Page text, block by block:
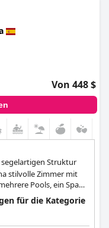
luxuriösen Erlebnis
der einen
Eindruck vermittelt.
und einen
Ort für einen
Dieses Fünf-
einen luxuriösenVon 448 $
Struktur
stilvolle Zimmer mit
Pools, ein Spa
eine Dachbar mit
für die Kategorie